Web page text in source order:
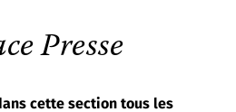
Presse
cette section tous les